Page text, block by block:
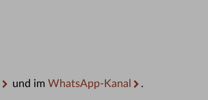
und im WhatsApp-Kanal .